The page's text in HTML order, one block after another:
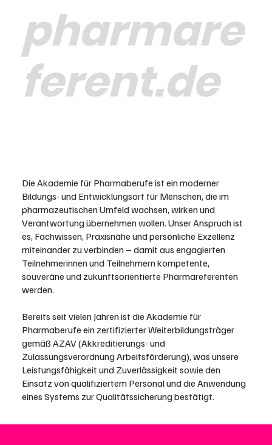
pharmare
ferent.de
Die Akademie für Pharmaberufe ist ein moderner
Bildungs- und Entwicklungsort für Menschen, die im
pharmazeutischen Umfeld wachsen, wirken und
Verantwortung übernehmen wollen. Unser Anspruch ist
es, Fachwissen, Praxisnähe und persönliche Exzellenz
miteinander zu verbinden – damit aus engagierten
Teilnehmerinnen und Teilnehmern kompetente,
souveräne und zukunftsorientierte Pharmareferenten
werden.
Bereits seit vielen Jahren ist die Akademie für
Pharmaberufe ein zertifizierter Weiterbildungsträger
gemäß AZAV (Akkreditierungs- und
Zulassungsverordnung Arbeitsförderung), was unsere
Leistungsfähigkeit und Zuverlässigkeit sowie den
Einsatz von qualifiziertem Personal und die Anwendung
eines Systems zur Qualitätssicherung bestätigt.